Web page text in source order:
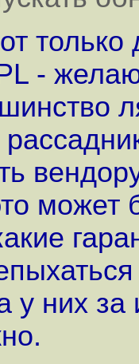
только
-
может
у них за